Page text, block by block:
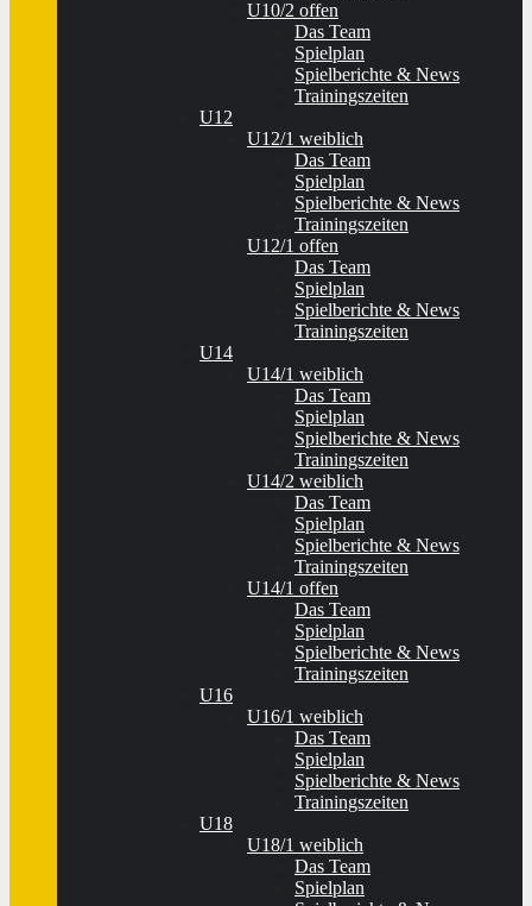
U10/2 offen
Das Team
Spielplan
Spielberichte & News
Trainingszeiten
U12
U12/1 weiblich
Das Team
Spielplan
Spielberichte & News
Trainingszeiten
U12/1 offen
Das Team
Spielplan
Spielberichte & News
Trainingszeiten
U14
U14/1 weiblich
Das Team
Spielplan
Spielberichte & News
Trainingszeiten
U14/2 weiblich
Das Team
Spielplan
Spielberichte & News
Trainingszeiten
U14/1 offen
Das Team
Spielplan
Spielberichte & News
Trainingszeiten
U16
U16/1 weiblich
Das Team
Spielplan
Spielberichte & News
Trainingszeiten
U18
U18/1 weiblich
Das Team
Spielplan